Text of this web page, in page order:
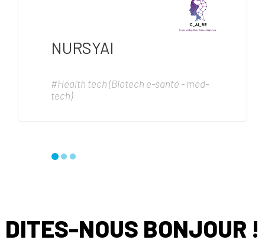
NURSYAI
#Health tech (Biotech e-santé - med-
tech)
DITES-NOUS BONJOUR !